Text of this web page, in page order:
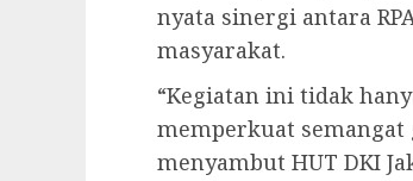
nyata sinergi antara
masyarakat.
“Kegiatan ini tidak
memperkuat
menyambut HUT DKI